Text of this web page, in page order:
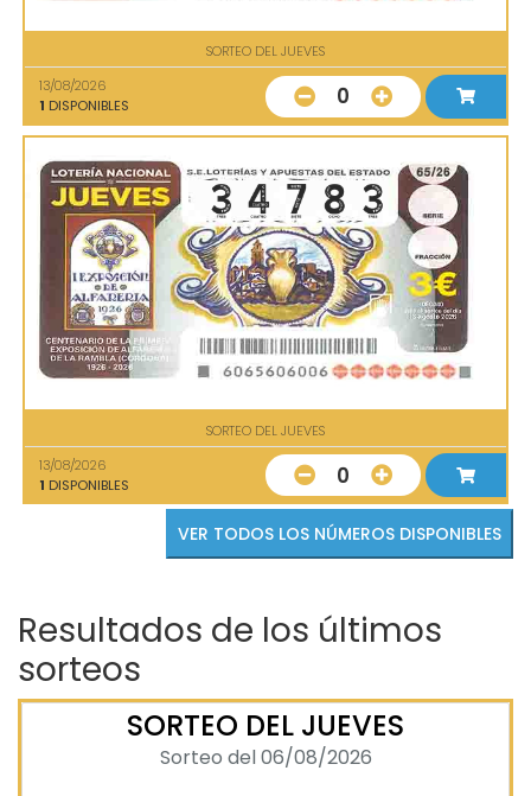
SORTEO DEL JUEVES
13/08/2026
1 DISPONIBLES 0
SORTEO DEL JUEVES
13/08/2026
1 DISPONIBLES 0
VER TODOS LOS NÚMEROS DISPONIBLES
Resultados de los últimos
sorteos
SORTEO DEL JUEVES
Sorteo del 06/08/2026